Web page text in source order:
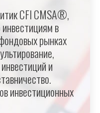
CFI CMSA®,
в
рынках
и
инвестиционных